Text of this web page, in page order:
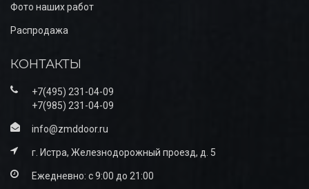
Фото наших работ
Распродажа
КОНТАКТЫ
+7(495) 231-04-09
+7(985) 231-04-09
info@zmddoor.ru
г. Истра, Железнодорожный проезд, д. 5
Ежедневно: с 9:00 до 21:00